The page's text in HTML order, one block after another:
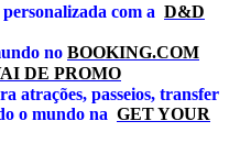
com a D&D
no BOOKING.COM
DE PROMO
atrações, passeios, transfer
o mundo na GET YOUR